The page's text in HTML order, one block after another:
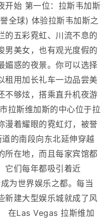
开始 第一位：拉斯韦加斯
全球) 体验拉斯韦加斯之
的五彩霓虹、川流不息的
男美女，也有观光度假的
媚惑的夜景。你可以选择
租用加长礼车一边品尝美
不够炫，搭乘直升机夜游
拉斯维加斯的中心位于拉
漫着耀眼的霓虹灯，被誉
的南段向东北延伸穿越
所在地，而且每家宾馆都
它们每年都吸引着近
为世界娱乐之都。每当
新建大型娱乐城就成了风
在Las Vegas 拉斯维加